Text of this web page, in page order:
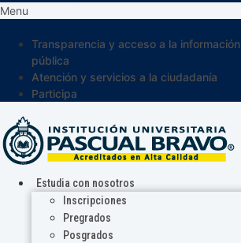
Menu
Transparencia y acceso a la información
pública
Atención y servicios a la ciudadanía
Participa
Estudia con nosotros
Inscripciones
Pregrados
Posgrados